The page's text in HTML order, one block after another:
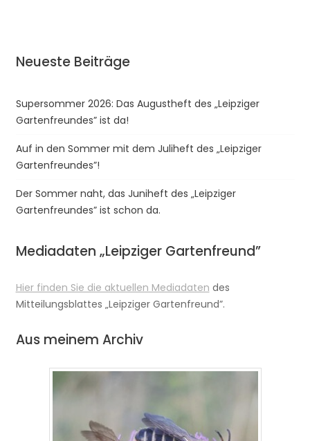
Neueste Beiträge
Supersommer 2026: Das Augustheft des „Leipziger
Gartenfreundes” ist da!
Auf in den Sommer mit dem Juliheft des „Leipziger
Gartenfreundes”!
Der Sommer naht, das Juniheft des „Leipziger
Gartenfreundes” ist schon da.
Mediadaten „Leipziger Gartenfreund”
Hier finden Sie die aktuellen Mediadaten des
Mitteilungsblattes „Leipziger Gartenfreund”.
Aus meinem Archiv